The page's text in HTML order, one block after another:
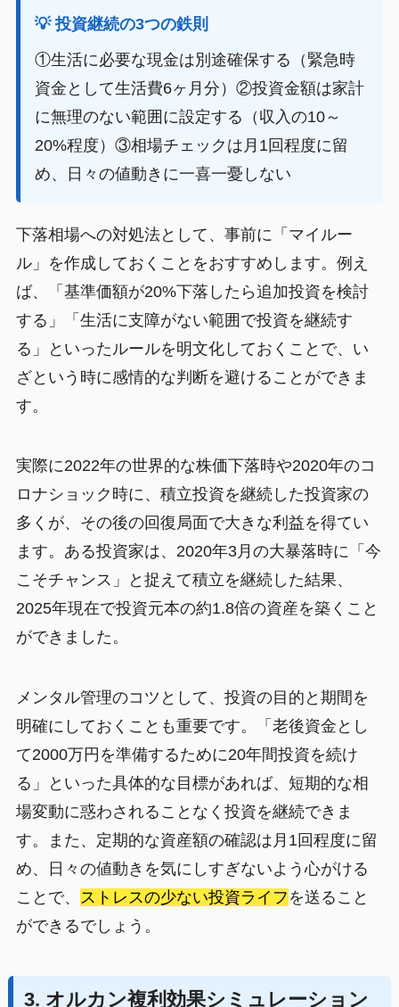
💡 投資継続の3つの鉄則
①生活に必要な現金は別途確保する（緊急時
資金として生活費6ヶ月分）②投資金額は家計
に無理のない範囲に設定する（収入の10～
20%程度）③相場チェックは月1回程度に留
め、日々の値動きに一喜一憂しない
下落相場への対処法として、事前に「マイルー
ル」を作成しておくことをおすすめします。例え
ば、「基準価額が20%下落したら追加投資を検討
する」「生活に支障がない範囲で投資を継続す
る」といったルールを明文化しておくことで、い
ざという時に感情的な判断を避けることができま
す。
実際に2022年の世界的な株価下落時や2020年のコ
ロナショック時に、積立投資を継続した投資家の
多くが、その後の回復局面で大きな利益を得てい
ます。ある投資家は、2020年3月の大暴落時に「今
こそチャンス」と捉えて積立を継続した結果、
2025年現在で投資元本の約1.8倍の資産を築くこと
ができました。
メンタル管理のコツとして、投資の目的と期間を
明確にしておくことも重要です。「老後資金とし
て2000万円を準備するために20年間投資を続け
る」といった具体的な目標があれば、短期的な相
場変動に惑わされることなく投資を継続できま
す。また、定期的な資産額の確認は月1回程度に留
め、日々の値動きを気にしすぎないよう心がける
ことで、 ストレスの少ない投資ライフ を送ること
ができるでしょう。
3. オルカン複利効果シミュレーション